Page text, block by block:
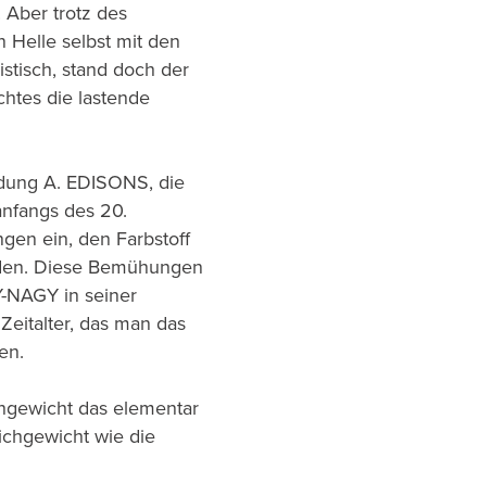
Aber trotz des
Helle selbst mit den
stand doch der
die lastende
A. EDISONS, die
des 20.
ein, den Farbstoff
Diese Bemühungen
in seiner
das man das
das elementar
wie die